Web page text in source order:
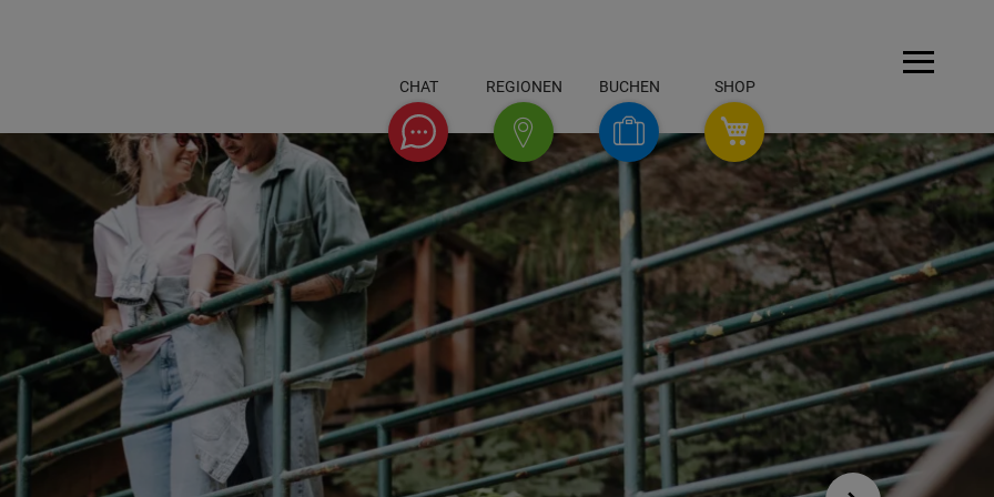
CHAT REGIONEN
Regionen
BUCHEN
Buchen
SHOP
SHOP